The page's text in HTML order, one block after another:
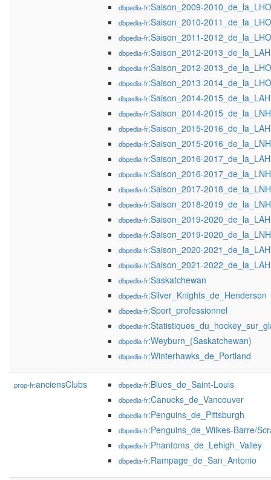
dbpedia-fr:Saison_2009-
dbpedia-fr:Saison_2010-
dbpedia-fr:Saison_2011-
dbpedia-fr:Saison_2012-2013_de_la_LAH
dbpedia-fr:Saison_2012-
dbpedia-fr:Saison_2013-
dbpedia-fr:Saison_2014-2015_de_la_LAH
dbpedia-fr:Saison_2014-2015_de_la_LNH
dbpedia-fr:Saison_2015-2016_de_la_LAH
dbpedia-fr:Saison_2015-2016_de_la_LNH
dbpedia-fr:Saison_2016-2017_de_la_LAH
dbpedia-fr:Saison_2016-2017_de_la_LNH
dbpedia-fr:Saison_2017-2018_de_la_LNH
dbpedia-fr:Saison_2018-2019_de_la_LNH
dbpedia-fr:Saison_2019-2020_de_la_LAH
dbpedia-fr:Saison_2019-2020_de_la_LNH
dbpedia-fr:Saison_2020-2021_de_la_LAH
dbpedia-fr:Saison_2021-2022_de_la_LAH
dbpedia-fr:Saskatchewan
dbpedia-fr:Silver_Knights_de_Henderson
dbpedia-fr:Sport_professionnel
dbpedia-fr
dbpedia-fr:Weyburn_(Saskatchewan)
dbpedia-fr:Winterhawks_de_Portland
prop-fr:anciensClubs dbpedia-fr:Blues_de_Saint-Louis
dbpedia-fr:Canucks_de_Vancouver
dbpedia-fr:Penguins_de_Pittsburgh
dbpedia-fr:Penguins_de_Wilkes-Barre/
dbpedia-fr:Phantoms_de_Lehigh_Valley
dbpedia-fr:Rampage_de_San_Antonio